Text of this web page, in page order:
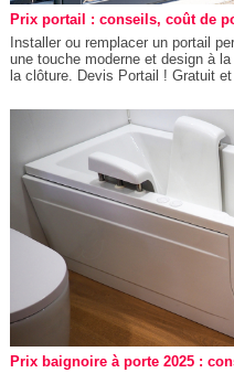
Prix portail : conseils, coût de
Installer ou remplacer un portail
une touche moderne et design à
la clôture. Devis Portail ! Gratuit
Prix baignoire à porte 2025 :